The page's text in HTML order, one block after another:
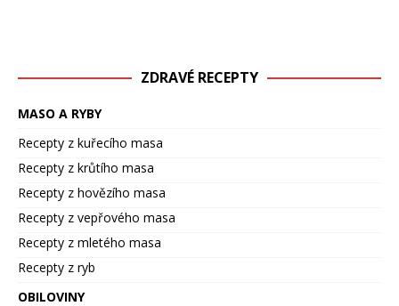
ZDRAVÉ RECEPTY
MASO A RYBY
Recepty z kuřecího masa
Recepty z krůtího masa
Recepty z hovězího masa
Recepty z vepřového masa
Recepty z mletého masa
Recepty z ryb
OBILOVINY